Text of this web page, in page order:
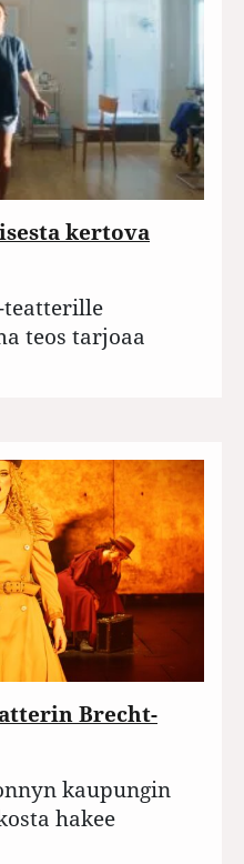
kertova
teos tarjoaa
Brecht-
kaupungin
hakee